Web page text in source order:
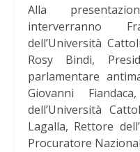
Alla
interverranno
dell’Università
Rosy Bindi,
parlamentare
Giovanni
dell’Università
Lagalla, Rettore
Procuratore